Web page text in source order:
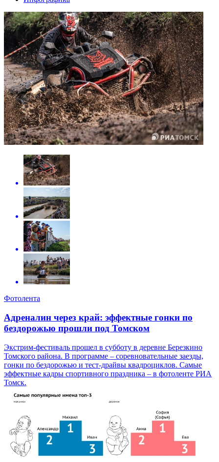
Фотолента
Адреналин через край: эффектные гонки по
бездорожью прошли под Томском
Экстрим-фестиваль прошел в субботу в деревне Березкино
Томского района. В программе – соревновательные заезды,
гонки по бездорожью и тест-драйвы квадроциклов. Самые
эффектные кадры спортивного праздника – в фотоленте РИА
Томск.